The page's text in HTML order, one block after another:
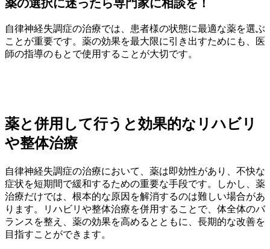
薬の選択に迷ったら専門家に相談を！
自律神経失調症の治療では、患者様の状態に最適な薬を選ぶ
ことが重要です。薬の効果を最大限に引き出すためにも、医
師の指導のもとで使用することが大切です。
薬と併用して行うと効果的なリハビリ
や整体治療
自律神経失調症の治療において、薬は即効性があり、不快な
症状を短期間で緩和するための重要な手段です。しかし、薬
治療だけでは、根本的な原因を解消するのは難しい場合があ
ります。リハビリや整体治療を併用することで、体全体のバ
ランスを整え、薬の効果を高めるとともに、長期的な改善を
目指すことができます。